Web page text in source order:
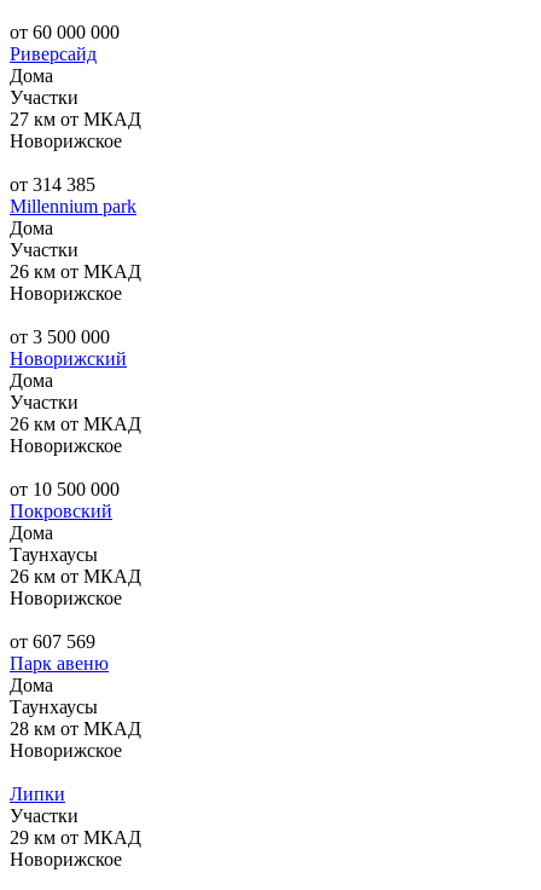
от 60 000 000
Риверсайд
Дома
Участки
27 км от МКАД
Новорижское
от 314 385
Millennium park
Дома
Участки
26 км от МКАД
Новорижское
от 3 500 000
Новорижский
Дома
Участки
26 км от МКАД
Новорижское
от 10 500 000
Покровский
Дома
Таунхаусы
26 км от МКАД
Новорижское
от 607 569
Парк авеню
Дома
Таунхаусы
28 км от МКАД
Новорижское
Липки
Участки
29 км от МКАД
Новорижское